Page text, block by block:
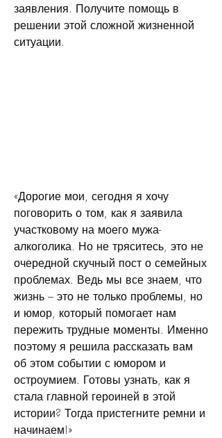
заявления. Получите помощь в
решении этой сложной жизненной
ситуации.
«Дорогие мои, сегодня я хочу
поговорить о том, как я заявила
участковому на моего мужа-
алкоголика. Но не тряситесь, это не
очередной скучный пост о семейных
проблемах. Ведь мы все знаем, что
жизнь – это не только проблемы, но
и юмор, который помогает нам
пережить трудные моменты. Именно
поэтому я решила рассказать вам
об этом событии с юмором и
остроумием. Готовы узнать, как я
стала главной героиней в этой
истории? Тогда пристегните ремни и
начинаем!»